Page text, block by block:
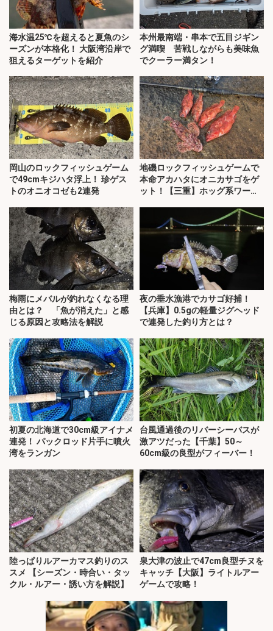
海水温25℃を超えると夏魚のシ
ーズンが本格化！ 大阪湾沿岸で
狙えるターゲットを紹介
本州最南端・串本で五目ジギン
グ満喫 苦戦しながらも美味魚
でクーラー満タン！
岡山のロックフィッシュゲーム
で49cmキジハタ浮上！ 珍ゲス
トのオニオコゼも2連発
地磯ロックフィッシュゲームで
本命アカハタにオニカサゴをゲ
ット！【三重】ホッグ系ワーム
梅雨にメバルが釣れなくなる理
由とは？ 「魚が消えた」と感
じる原因と攻略法を解説
夜の垂水漁港でカサゴ好捕！
【兵庫】0.5gの軽量ジグヘッド
で連発した釣り方とは？
初夏の北海道で30cm級アイナメ
連発！ パックロッド片手に噴火
湾をランガン
台風通過後のリバーシーバスが
激アツだった【千葉】50～
60cm級の良型がフィーバー！
陸っぱりルアーカマス釣りのス
スメ 【シーズン・時合い・タッ
クル・ルアー・誘い方を解説】
泉大津の波止で47cm良型チヌを
キャッチ【大阪】ライトルアー
ゲームで攻略！